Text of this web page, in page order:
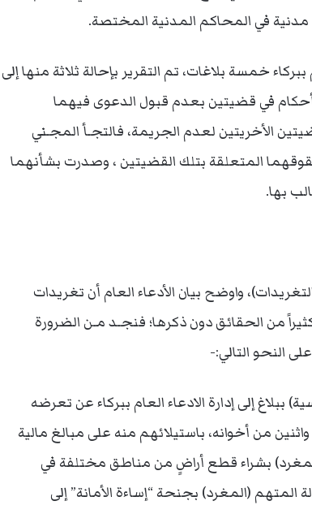
مدنية في المحاكم المدنية المختصة.
خمسة بلاغات، تم التقرير بإحالة ثلاثة منها إلى
في قضيتين بعدم قبول الدعوى فيهما
الأخريتين لعدم الجريمة، فالتجـأ المجـني
المتعلقة بتلك القضيتين ، وصدرت بشأنهما
بها.
(محور التغريدات)، واوضح بيان الأدعاء العام أن تغريدات
من الحقائق دون ذكرها؛ فنجـد مـن الضرورة
النحو التالي:-
الجنسية) ببلاغ إلى إدارة الادعاء العام ببركاء عن تعرضه
من أخوانه، باستيلائهم منه على مبالغ مالية
بشراء قطع أراضٍ من مناطق مختلفة في
المتهم (المغرد) بجنحة “إساءة الأمانة” إلى